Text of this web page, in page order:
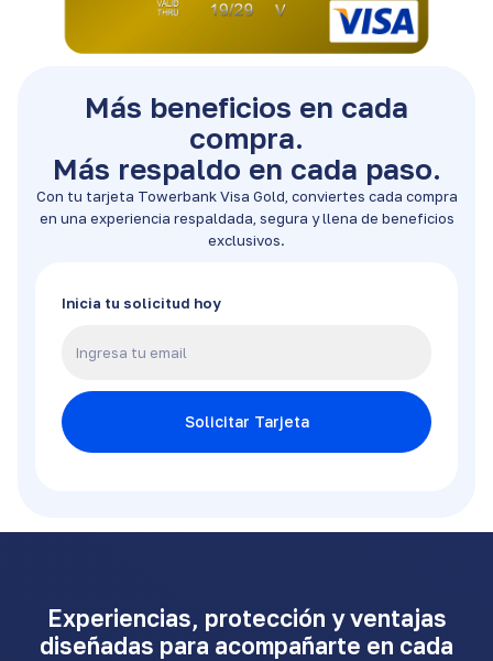
Más beneficios en cada
compra.
Más respaldo en cada paso.
Con tu tarjeta Towerbank Visa Gold, conviertes cada compra
en una experiencia respaldada, segura y llena de beneficios
exclusivos.
Inicia tu solicitud hoy
Experiencias, protección y ventajas
diseñadas para acompañarte en cada